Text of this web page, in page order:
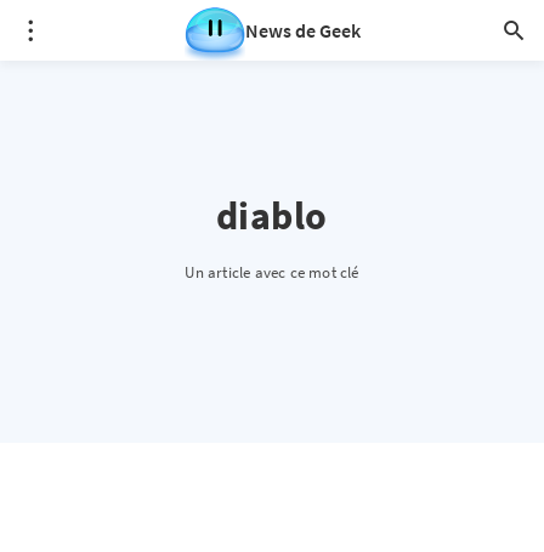
News de Geek
diablo
Un article avec ce mot clé